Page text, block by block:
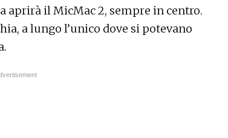
aprirà il MicMac 2, sempre in centro.
a lungo l’unico dove si potevano